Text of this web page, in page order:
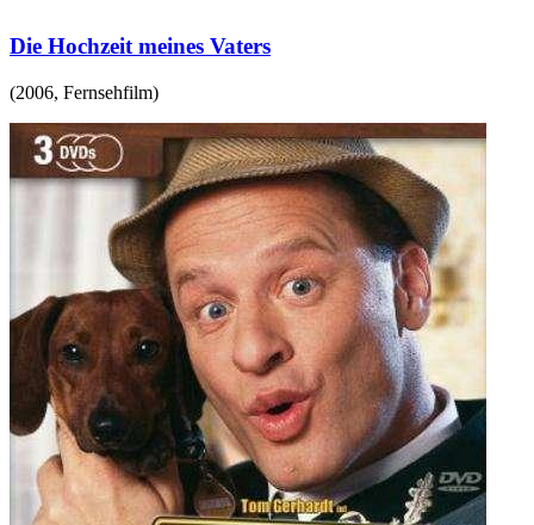
Die Hochzeit meines Vaters
(2006, Fernsehfilm)